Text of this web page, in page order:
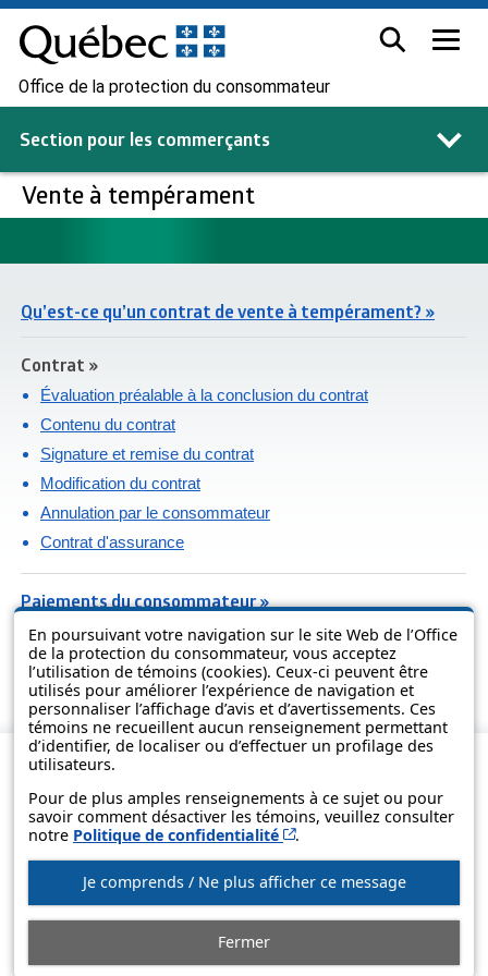
En poursuivant votre navigation sur le site Web de l’Office
de la protection du consommateur, vous acceptez
l’utilisation de témoins (cookies). Ceux-ci peuvent être
utilisés pour améliorer l’expérience de navigation et
personnaliser l’affichage d’avis et d’avertissements. Ces
témoins ne recueillent aucun renseignement permettant
d’identifier, de localiser ou d’effectuer un profilage des
utilisateurs.
Pour de plus amples renseignements à ce sujet ou pour
savoir comment désactiver les témoins, veuillez consulter
notre Politique de confidentialité Cet hyperlien s’ouvrira
.
Je comprends / Ne plus afficher ce message
Fermer
Office de la protection du consommateur
Section pour les commerçants
Vente à tempérament
Qu’est-ce qu’un contrat de vente à tempérament? »
Contrat »
Évaluation préalable à la conclusion du contrat
Contenu du contrat
Signature et remise du contrat
Modification du contrat
Annulation par le consommateur
Contrat d'assurance
Paiements du consommateur »
Pratiques commerciales et publicité »